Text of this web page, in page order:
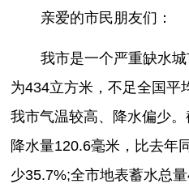
亲爱的市民朋友们：
我市是一个严重缺水
为434立方米，不足全国平
我市气温较高、降水偏少
降水量120.6毫米，比去年
少35.7%;全市地表蓄水总